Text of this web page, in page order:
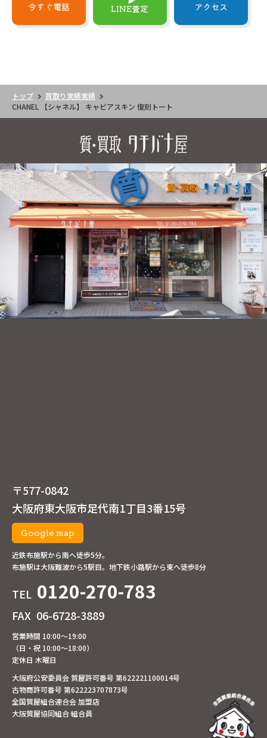
今すぐ電話 LINE査定 アクセス
トップ
買取り実績実績
CHANEL 【シャネル】 キャビアスキン 復刻トート
〒577-0842
大阪府東大阪市足代南1丁目3番15号
Google map
近鉄布施駅から南へ徒歩5分。
布施駅は大阪難波から5駅目。地下鉄小路駅から東へ徒歩8分
TEL 0120-270-783
FAX 06-6728-3889
営業時間 10:00～19:00
（日・祝 10:00～18:00）
定休日 木曜日
大阪府公安委員会 質屋許可番号 第622221100014号
古物商許可番号 第622223707873号
全国質屋組合連合会 加盟店
大阪質屋協同組合 組合員